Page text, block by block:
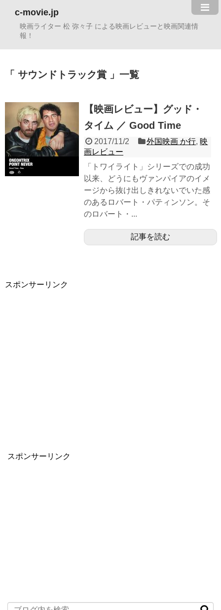
c-movie.jp
映画ライター 松 弥々子 による映画レビューと映画関連情
報！
サウンドトラック賞 一覧
【映画レビュー】グッド・
タイム ／ Good Time
2017/11/2 外国映画 か行, 映
画レビュー
「トワイライト」シリーズでの成功
以来、どうにもヴァンパイアのイメ
ージから抜け出しきれないでいた感
のあるロバート・パティンソン。そ
のロバート・...
記事を読む
スポンサーリンク
スポンサーリンク